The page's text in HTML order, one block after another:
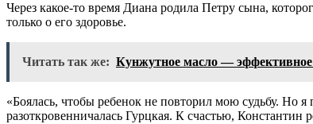
Через какое-то время Диана родила Петру сына,
только о его здоровье.
Читать так же: Кунжутное масло —
«Боялась, чтобы ребенок не повторил мою судьбу. Но
разоткровенничалась Гурцкая. К счастью,